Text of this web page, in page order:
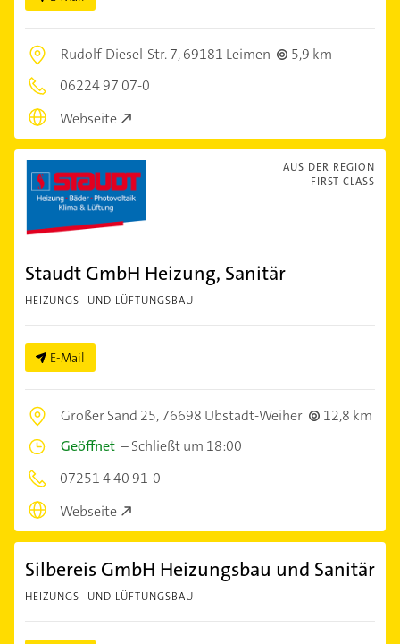
Rudolf-Diesel-Str. 7,69181 Leimen
5,9 km
06224 97 07-0
Webseite
AUS DER REGION
FIRST CLASS
Staudt GmbH Heizung, Sanitär
HEIZUNGS- UND LÜFTUNGSBAU
E-Mail
Großer Sand 25,76698 Ubstadt-Weiher
12,8 km
Geöffnet –Schließt um 18:00
07251 4 40 91-0
Webseite
Silbereis GmbH Heizungsbau und Sanitär
HEIZUNGS- UND LÜFTUNGSBAU